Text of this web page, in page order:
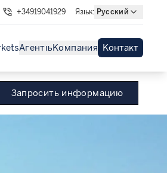
+34919041929 Язык: Русский
АгентыКомпания Контакт
Запросить информацию